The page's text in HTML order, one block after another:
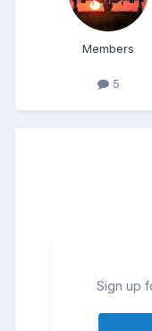
Members
5
Sign up